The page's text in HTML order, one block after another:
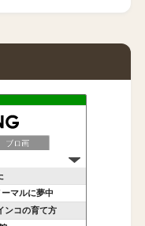
ブロ画
マルに夢中
ンコの育て方